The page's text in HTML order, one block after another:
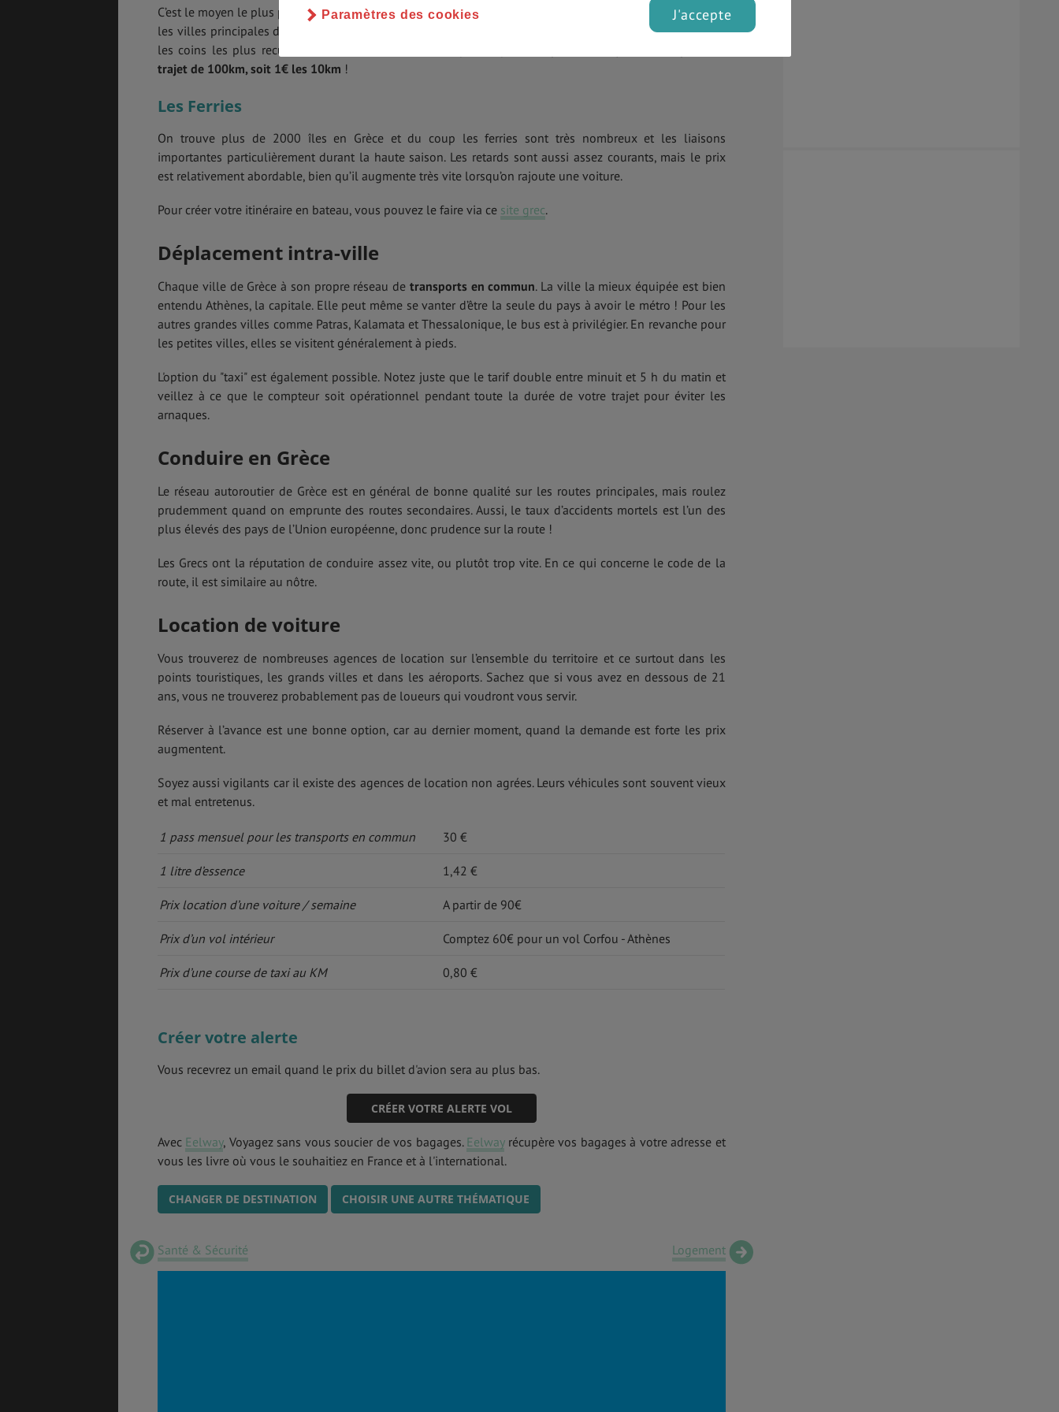
C’est le moyen le plus pratique et le plus rapide pour se déplacer en Grèce. De grands autocars desservent
les villes principales du pays mais de nombreux autres bus vous permettent de vous rendre même dans
les coins les plus reculés. Pour vous donner un exemple de prix,
trajet de 100km, soit 1€ les 10km !
Les Ferries
On trouve plus de 2000 îles en Grèce et du coup les ferries sont très nombreux et les liaisons
importantes particulièrement durant la haute saison. Les retards sont aussi assez courants, mais le prix
est relativement abordable, bien qu’il augmente très vite lorsqu’on rajoute une voiture.
Pour créer votre itinéraire en bateau, vous pouvez le faire via ce site grec.
Déplacement intra-ville
Chaque ville de Grèce à son propre réseau de transports en commun. La ville la mieux équipée est bien
entendu Athènes, la capitale. Elle peut même se vanter d’être la seule du pays à avoir le métro ! Pour les
autres grandes villes comme Patras, Kalamata et Thessalonique, le bus est à privilégier. En revanche pour
les petites villes, elles se visitent généralement à pieds.
L'option du "taxi" est également possible. Notez juste que le tarif double entre minuit et 5 h du matin et
veillez à ce que le compteur soit opérationnel pendant toute la durée de votre trajet pour éviter les
arnaques.
Conduire en Grèce
Le réseau autoroutier de Grèce est en général de bonne qualité sur les routes principales, mais roulez
prudemment quand on emprunte des routes secondaires. Aussi, le taux d’accidents mortels est l’un des
plus élevés des pays de l’Union européenne, donc prudence sur la route !
Les Grecs ont la réputation de conduire assez vite, ou plutôt trop vite. En ce qui concerne le code de la
route, il est similaire au nôtre.
Location de voiture
Vous trouverez de nombreuses agences de location sur l’ensemble du territoire et ce surtout dans les
points touristiques, les grands villes et dans les aéroports. Sachez que si vous avez en dessous de 21
ans, vous ne trouverez probablement pas de loueurs qui voudront vous servir.
Réserver à l’avance est une bonne option, car au dernier moment, quand la demande est forte les prix
augmentent.
Soyez aussi vigilants car il existe des agences de location non agrées. Leurs véhicules sont souvent vieux
et mal entretenus.
1 pass mensuel pour les transports en commun 30 €
1 litre d’essence 1,42 €
Prix location d’une voiture / semaine A partir de 90€
Prix d’un vol intérieur Comptez 60€ pour un vol Corfou - Athènes
Prix d’une course de taxi au KM 0,80 €
Créer votre alerte
Vous recevrez un email quand le prix du billet d'avion sera au plus bas.
CRÉER VOTRE ALERTE VOL
Avec Eelway, Voyagez sans vous soucier de vos bagages. Eelwayrécupère vos bagages à votre adresse et
vous les livre où vous le souhaitiez en France et à l'international.
CHANGER DE DESTINATION CHOISIR UNE AUTRE THÉMATIQUE
Santé & Sécurité Logement
J'accepte
Paramètres des cookies